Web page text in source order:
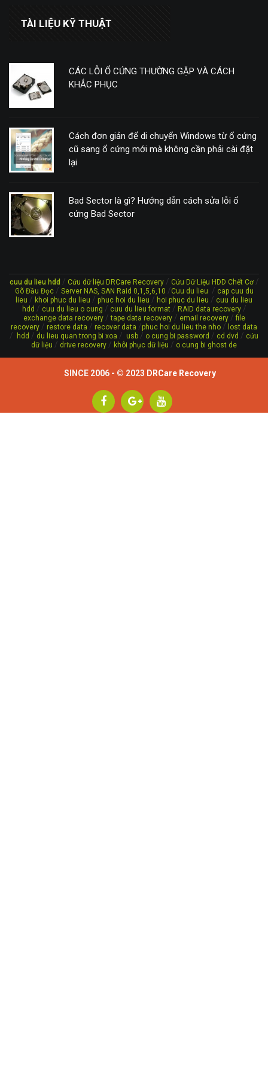
TÀI LIỆU KỸ THUẬT
CÁC LỖI Ổ CỨNG THƯỜNG GẶP VÀ CÁCH
KHẮC PHỤC
Cách đơn giản để di chuyển Windows từ ổ cứng
cũ sang ổ cứng mới mà không cần phải cài đặt
lại
Bad Sector là gì? Hướng dẫn cách sửa lỗi ổ
cứng Bad Sector
cuu du lieu hdd / Cứu dữ liệu DRCare Recovery/ Cứu Dữ Liệu HDD Chết Cơ/
Gõ Đầu Đọc/ Server NAS, SAN Raid 0,1,5,6,10 /Cuu du lieu / cap cuu du
lieu / khoi phuc du lieu / phuc hoi du lieu / hoi phuc du lieu / cuu du lieu
hdd / cuu du lieu o cung / cuu du lieu format / RAID data recovery/
exchange data recovery/tape data recovery/ email recovery/ file
recovery / restore data / recover data /phuc hoi du lieu the nho / lost data
/ hdd / du lieu quan trong bi xoa / usb / o cung bi password / cd dvd / cứu
dữ liệu / drive recovery / khôi phục dữ liệu / o cung bi ghost de
SINCE 2006 - © 2023 DRCare Recovery